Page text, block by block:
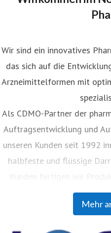
Mehr
Wir sind ein innovatives
das sich auf die
Arzneimittelformen mit
Als CDMO-Partner der
Auftragsentwicklung und
unseren Kunden seit 1992
halbfeste und flüssige
Kunden fertigen wir
Ländern vertrieben
unterstützen wir